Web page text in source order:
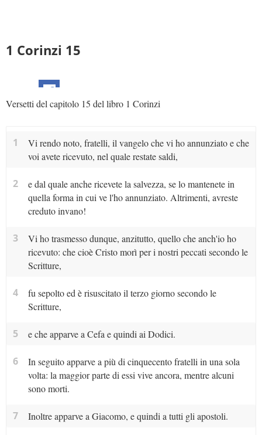
1 Corinzi 15
Versetti del capitolo 15 del libro 1 Corinzi
1
Vi rendo noto, fratelli, il vangelo che vi ho annunziato e che
voi avete ricevuto, nel quale restate saldi,
2
e dal quale anche ricevete la salvezza, se lo mantenete in
quella forma in cui ve l'ho annunziato. Altrimenti, avreste
creduto invano!
3
Vi ho trasmesso dunque, anzitutto, quello che anch'io ho
ricevuto: che cioè Cristo morì per i nostri peccati secondo le
Scritture,
4
fu sepolto ed è risuscitato il terzo giorno secondo le
Scritture,
5 e che apparve a Cefa e quindi ai Dodici.
6
In seguito apparve a più di cinquecento fratelli in una sola
volta: la maggior parte di essi vive ancora, mentre alcuni
sono morti.
7 Inoltre apparve a Giacomo, e quindi a tutti gli apostoli.